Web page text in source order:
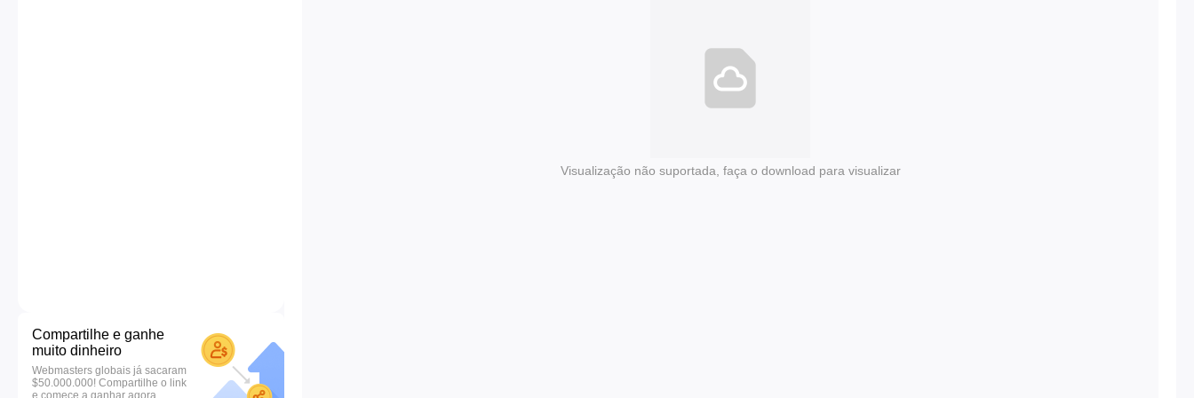
Compartilhe e ganhe
muito dinheiro
Webmasters globais já sacaram
$50.000.000! Compartilhe o link
e comece a ganhar agora.
Visualização não suportada, faça o download para visualizar